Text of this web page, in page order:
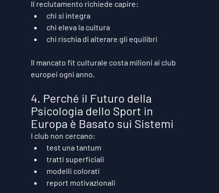
Il reclutamento richiede capire:
chi si integra
chi eleva la cultura
chi rischia di alterare gli equilibri
Il mancato fit culturale costa milioni ai club
europei ogni anno.
4. Perché il Futuro della
Psicologia dello Sport in
Europa è Basato sui Sistemi
I club non cercano:
test una tantum
tratti superficiali
modelli colorati
report motivazionali